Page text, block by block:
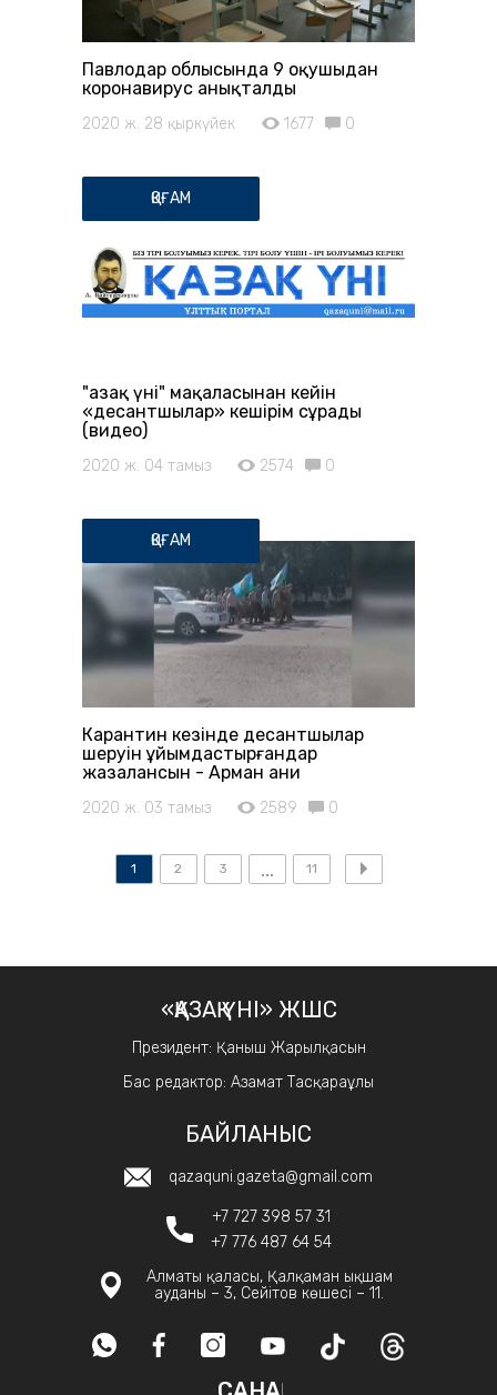
Павлодар облысында 9 оқушыдан
коронавирус анықталды
2020 ж. 28 қыркүйек 1677 0
ҚОҒАМ
"Қазақ үні" мақаласынан кейін
«десантшылар» кешірім сұрады
(видео)
2020 ж. 04 тамыз 2574 0
ҚОҒАМ
Карантин кезінде десантшылар
шеруін ұйымдастырғандар
жазалансын - Арман Қани
2020 ж. 03 тамыз 2589 0
1 2 3 11
«ҚАЗАҚ ҮНІ» ЖШС
Президент: Қаныш Жарылқасын
Бас редактор: Азамат Тасқараұлы
БАЙЛАНЫС
qazaquni.gazeta@gmail.com
+7 727 398 57 31
+7 776 487 64 54
Алматы қаласы, Қалқаман ықшам
ауданы – 3, Сейітов көшесі – 11.